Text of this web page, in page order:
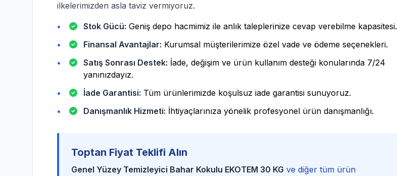
ilkelerimizden asla taviz vermiyoruz.
Stok Gücü: Geniş depo hacmimiz ile anlık taleplerinize cevap verebilme kapasitesi.
Finansal Avantajlar: Kurumsal müşterilerimize özel vade ve ödeme seçenekleri.
Satış Sonrası Destek: İade, değişim ve ürün kullanım desteği konularında 7/24
yanınızdayız.
İade Garantisi: Tüm ürünlerimizde koşulsuz iade garantisi sunuyoruz.
Danışmanlık Hizmeti: İhtiyaçlarınıza yönelik profesyonel ürün danışmanlığı.
Toptan Fiyat Teklifi Alın
Genel Yüzey Temizleyici Bahar Kokulu EKOTEM 30 KG ve diğer tüm ürün